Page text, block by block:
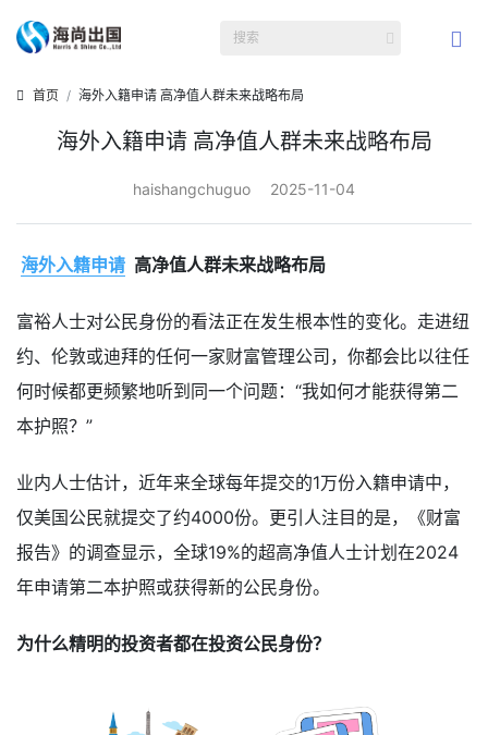
首页 海外入籍申请 高净值人群未来战略布局
海外入籍申请 高净值人群未来战略布局
haishangchuguo 2025-11-04
海外入籍申请 高净值人群未来战略布局
富裕人士对公民身份的看法正在发生根本性的变化。走进纽
约、伦敦或迪拜的任何一家财富管理公司，你都会比以往任
何时候都更频繁地听到同一个问题：“我如何才能获得第二
本护照？”
业内人士估计，近年来全球每年提交的1万份入籍申请中，
仅美国公民就提交了约4000份。更引人注目的是，《财富
报告》的调查显示，全球19%的超高净值人士计划在2024
年申请第二本护照或获得新的公民身份。
为什么精明的投资者都在投资公民身份？